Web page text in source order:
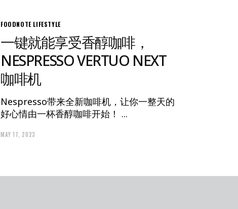
FOODNOTE LIFESTYLE
一键就能享受香醇咖啡，
NESPRESSO VERTUO NEXT
咖啡机
Nespresso带来全新咖啡机，让你一整天的
好心情由一杯香醇咖啡开始！
MAY 17, 2023